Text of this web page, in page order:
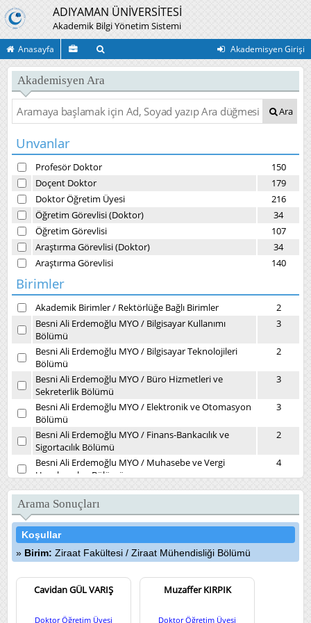
ADIYAMAN ÜNİVERSİTESİ
Akademik Bilgi Yönetim Sistemi
Anasayfa Akademisyen Girişi
Akademisyen Ara
Ara
Unvanlar
Profesör Doktor
150
Doçent Doktor
179
Doktor Öğretim Üyesi
216
Öğretim Görevlisi (Doktor)
34
Öğretim Görevlisi
107
Araştırma Görevlisi (Doktor)
34
Araştırma Görevlisi
140
Birimler
Akademik Birimler/ Rektörlüğe Bağlı Birimler
2
Besni Ali Erdemoğlu MYO/ Bilgisayar Kullanımı
Bölümü
3
Besni Ali Erdemoğlu MYO/ Bilgisayar Teknolojileri
Bölümü
2
Besni Ali Erdemoğlu MYO/ Büro Hizmetleri ve
Sekreterlik Bölümü
3
Besni Ali Erdemoğlu MYO/ Elektronik ve Otomasyon
Bölümü
3
Besni Ali Erdemoğlu MYO/ Finans-Bankacılık ve
Sigortacılık Bölümü
2
Besni Ali Erdemoğlu MYO/ Muhasebe ve Vergi
Uygulamaları Bölümü
4
Besni Ali Erdemoğlu MYO/Yönetim ve Organizasyon
Bölümü
2
Daire Başkanlıkları/Kütüphane ve Dokümantasyon
Daire Başkanlığı
1
Devlet Konservatuvarı/Müzikoloji Bölümü
7
Diş Hekimliği Fakültesi/Ağız, Diş ve Çene Cerrahisi
Kliniği
4
Diş Hekimliği Fakültesi
Ağız, Diş ve Çene Radyolojisi
Diş Hekimliği Fakültesi Endodonti Kliniği
Arama Sonuçları
Koşullar
Birim: Ziraat Fakültesi / Ziraat Mühendisliği Bölümü
Cavidan GÜL VARIŞ
Doktor Öğretim Üyesi
Muzaffer KIRPIK
Doktor Öğretim Üyesi